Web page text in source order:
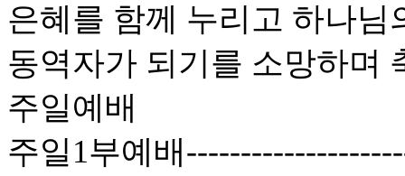
은혜를 함께 누리고 하나님
동역자가 되기를 소망하며
주일예배
주일1부예배